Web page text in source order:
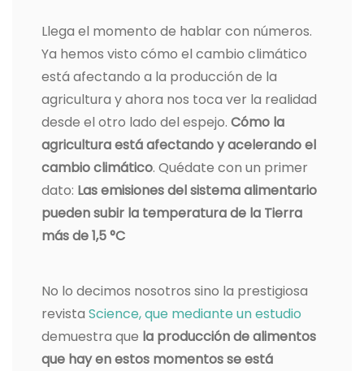
Llega el momento de hablar con números.
Ya hemos visto cómo el cambio climático
está afectando a la producción de la
agricultura y ahora nos toca ver la realidad
desde el otro lado del espejo. Cómo la
agricultura está afectando y acelerando el
cambio climático. Quédate con un primer
dato: Las emisiones del sistema alimentario
pueden subir la temperatura de la Tierra
más de 1,5 °C
No lo decimos nosotros sino la prestigiosa
revista Science, que mediante un estudio
demuestra que la producción de alimentos
que hay en estos momentos se está